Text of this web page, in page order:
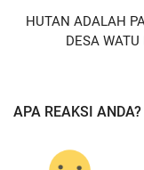
HUTAN ADALAH
DESA WATU
APA REAKSI ANDA?